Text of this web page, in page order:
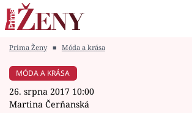
Módní alarm
Prima Ženy ■ Móda a krása
MÓDA A KRÁSA
26. srpna 2017 10:00
Martina Čerňanská